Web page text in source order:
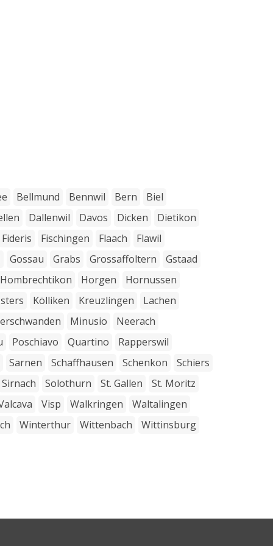
Bellmund Bennwil Bern
Biel
Dallenwil Davos Dicken
Dietikon
Fideris Fischingen Flaach
Flawil
Gossau Grabs Grossaffoltern
Gstaad
Hombrechtikon Horgen
Hornussen
Kölliken Kreuzlingen
Lachen
Minusio
Neerach
Poschiavo Quartino
Rapperswil
Sarnen Schaffhausen Schenkon
Schiers
Sirnach Solothurn St. Gallen
St. Moritz
Visp Walkringen
Waltalingen
Winterthur Wittenbach
Wittinsburg